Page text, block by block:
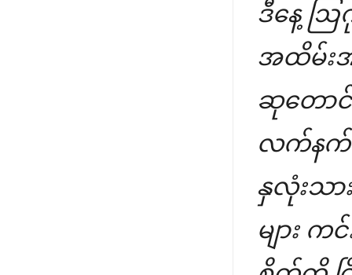
ဒီနေ့ ဩ
အထိမ်းအ
ဆုတောင်
လက်နက်မ
နှလုံးသ
များ က